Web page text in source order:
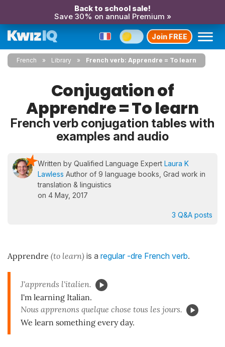
Back to school sale!
Save 30% on annual Premium »
Join FREE
French Library French verb: Apprendre = To learn
Conjugation of
Apprendre = To learn
French verb conjugation tables with
examples and audio
Written by Qualified Language Expert Laura K
Lawless Author of 9 language books, Grad work in
translation & linguistics
on 4 May, 2017
3 Q&A posts
Apprendre (to learn) is a regular -dre French verb.
J'apprends l'italien.
I'm learning Italian.
Nous apprenons quelque chose tous les jours.
We learn something every day.